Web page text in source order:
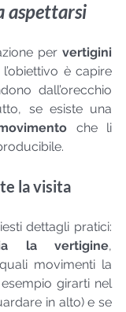
aspettarsi
per vertigini
è capire
dall’orecchio
che li
la visita
la vertigine,
movimenti la
girarti nel
in alto) e se